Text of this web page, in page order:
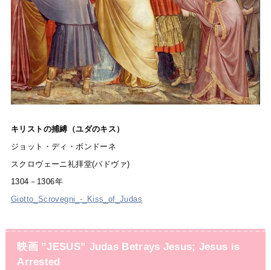
キリストの捕縛（ユダのキス）
ジョット・ディ・ボンドーネ
スクロヴェーニ礼拝堂(パドヴァ)
1304－1306年
Giotto_Scrovegni_-_Kiss_of_Judas
映画 ”JESUS” Judas Betrays Jesus; Jesus is
Arrested